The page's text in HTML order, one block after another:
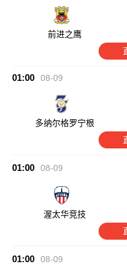
前进之鹰
01:00 08-09
多纳尔格罗宁根
01:00 08-09
渥太华竞技
01:00 08-09